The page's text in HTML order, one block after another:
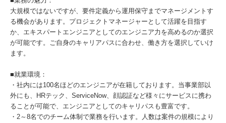
大規模ではないですが、要件定義から運用保守までマネージメントす
る機会があります。プロジェクトマネージャーとして活躍を目指す
か、エキスパートエンジニアとしてのエンジニア力を高めるのか選択
が可能です。ご自身のキャリアパスに合わせ、働き方を選択していけ
ます。
■就業環境：
・社内には100名ほどのエンジニアが在籍しております。当事業部以
外にも、HRテック、ServiceNow、顔認証など様々にサービスに携わ
ることが可能で、エンジニアとしてのキャリパスも豊富です。
・2～8名でのチーム体制で業務を行います。人数は案件の規模により